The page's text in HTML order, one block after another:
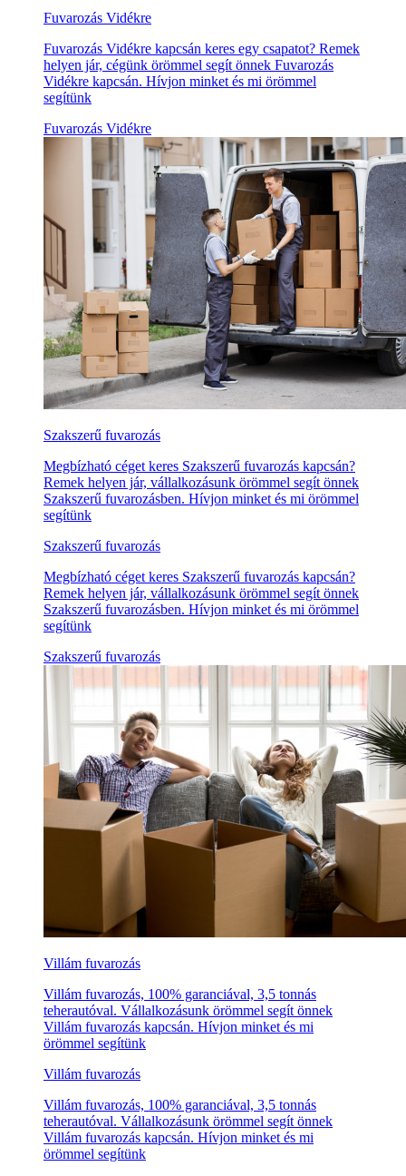
Fuvarozás Vidékre
Fuvarozás Vidékre kapcsán keres egy csapatot? Remek
helyen jár, cégünk örömmel segít önnek Fuvarozás
Vidékre kapcsán. Hívjon minket és mi örömmel
segítünk
Fuvarozás Vidékre
Szakszerű fuvarozás
Megbízható céget keres Szakszerű fuvarozás kapcsán?
Remek helyen jár, vállalkozásunk örömmel segít önnek
Szakszerű fuvarozásben. Hívjon minket és mi örömmel
segítünk
Szakszerű fuvarozás
Megbízható céget keres Szakszerű fuvarozás kapcsán?
Remek helyen jár, vállalkozásunk örömmel segít önnek
Szakszerű fuvarozásben. Hívjon minket és mi örömmel
segítünk
Szakszerű fuvarozás
Villám fuvarozás
Villám fuvarozás, 100% garanciával, 3,5 tonnás
teherautóval. Vállalkozásunk örömmel segít önnek
Villám fuvarozás kapcsán. Hívjon minket és mi
örömmel segítünk
Villám fuvarozás
Villám fuvarozás, 100% garanciával, 3,5 tonnás
teherautóval. Vállalkozásunk örömmel segít önnek
Villám fuvarozás kapcsán. Hívjon minket és mi
örömmel segítünk